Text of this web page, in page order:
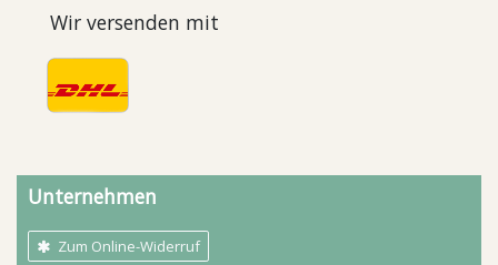
Wir versenden mit
Unternehmen
Zum Online-Widerruf